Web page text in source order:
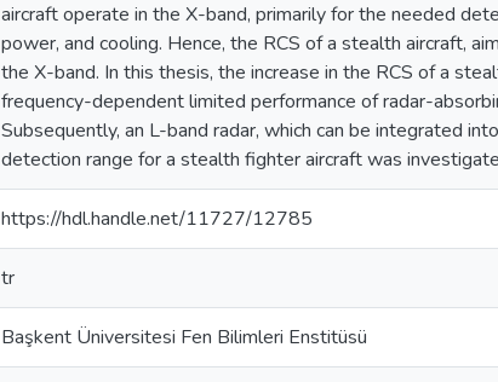
aircraft operate in the X-band, primarily for the needed
power, and cooling. Hence, the RCS of a stealth aircraft,
the X-band. In this thesis, the increase in the RCS of a
frequency-dependent limited performance of radar-
Subsequently, an L-band radar, which can be integrated
detection range for a stealth fighter aircraft was
https://hdl.handle.net/11727/12785
tr
Başkent Üniversitesi Fen Bilimleri Enstitüsü